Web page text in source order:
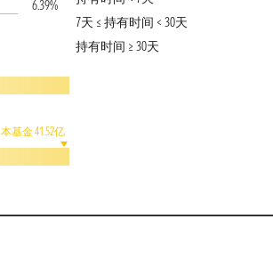
6.39%
本基金 41.52亿
7天 ≤ 持有时间 < 30天
持有时间 ≥ 30天